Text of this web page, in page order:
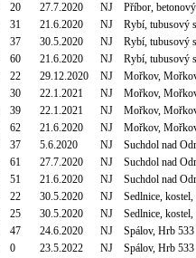
20 27.7.2020 NJ
Příbor,
31 21.6.2020 NJ
Rybí, tubusový
37 30.5.2020 NJ
Rybí, tubusový
60 21.6.2020 NJ
Rybí, tubusový
22 29.12.2020 NJ
Mořkov,
30 22.1.2021 NJ
Mořkov,
39 22.1.2021 NJ
Mořkov,
62 21.6.2020 NJ
Mořkov,
37 5.6.2020 NJ
Suchdol nad
61 27.7.2020 NJ
Suchdol nad
51 21.6.2020 NJ
Suchdol nad
22 30.5.2020 NJ
Sedlnice,
25 30.5.2020 NJ
Sedlnice,
47 24.6.2020 NJ
Spálov, Hrb
0 23.5.2022 NJ
Spálov, Hrb